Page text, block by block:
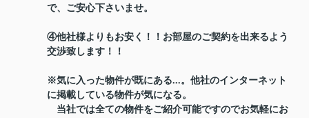
で、ご安心下さいませ。
④他社様よりもお安く！！お部屋のご契約を出来るよう
交渉致します！！
※気に入った物件が既にある...。他社のインターネット
に掲載している物件が気になる。
当社では全ての物件をご紹介可能ですのでお気軽にお